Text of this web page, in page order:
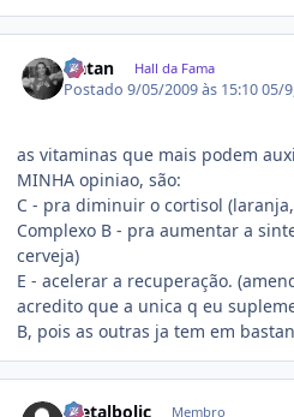
Natan Hall da Fama
Postado9/05/2009 às 15:1005/
as vitaminas que mais podem
MINHA opiniao, são:
C - pra diminuir o cortisol
Complexo B - pra aumentar a
cerveja)
E - acelerar a recuperação.
acredito que a unica q eu
B, pois as outras ja tem em
metalbolic Membro